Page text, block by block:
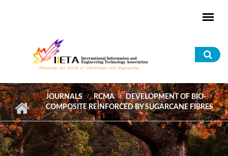
JOURNALS RCMA
DEVELOPMENT OF BIO-
COMPOSITE REINFORCED BY SUGARCANE FIBRES